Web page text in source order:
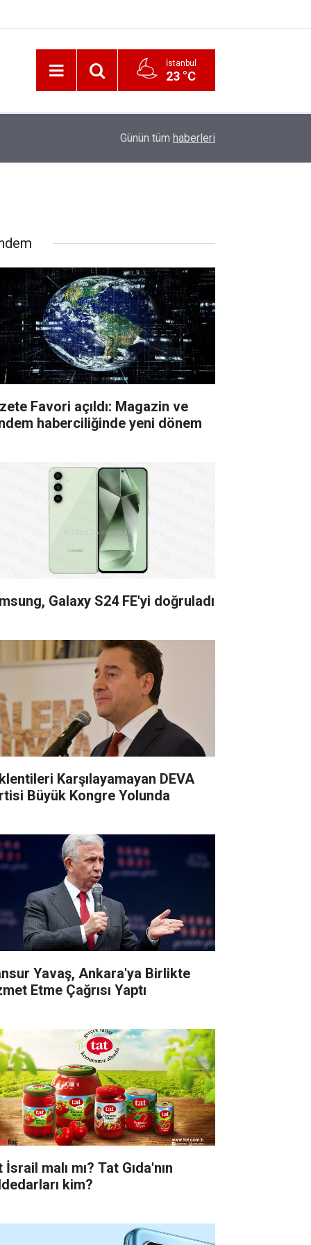
İstanbul
23 °C
İzmir 112’de Kan Donduran İddialar!
Günün tüm haberleri
Favori açıldı: Magazin ve
haberciliğinde yeni dönem
Galaxy S24 FE'yi doğruladı
Karşılayamayan DEVA
Büyük Kongre Yolunda
Yavaş, Ankara'ya Birlikte
Etme Çağrısı Yaptı
İsrail malı mı? Tat Gıda'nın
kim?